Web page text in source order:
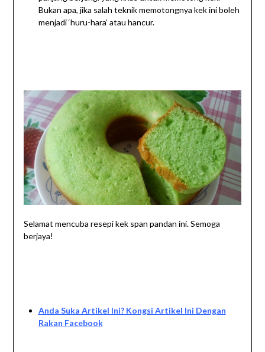
Bukan apa, jika salah teknik memotongnya kek ini boleh
menjadi ‘huru-hara’ atau hancur.
Selamat mencuba resepi kek span pandan ini. Semoga
berjaya!
Anda Suka Artikel Ini? Kongsi Artikel Ini Dengan
Rakan Facebook